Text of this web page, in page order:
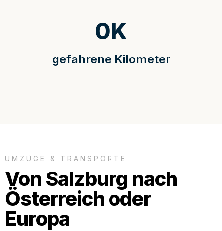
gefahrene Kilometer
0K
UMZÜGE & TRANSPORTE
Von Salzburg nach
Österreich oder
Europa